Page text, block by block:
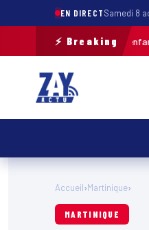
EN DIRECTSamedi 8
⚡ Breaking
de-Calais : un enfant
Accueil›Martinique›
MARTINIQUE